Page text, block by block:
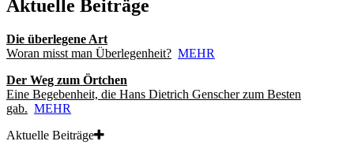
Aktuelle Beiträge
Die überlegene Art
Woran misst man Überlegenheit? MEHR
Der Weg zum Örtchen
Eine Begebenheit, die Hans Dietrich Genscher zum Besten
gab. MEHR
Aktuelle Beiträge